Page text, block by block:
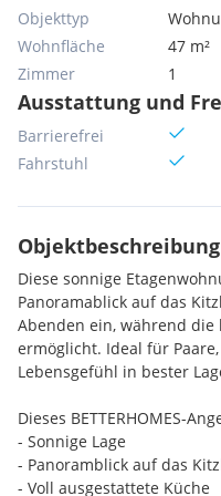
Objekttyp
Wohnfläche
47 m²
Zimmer
1
Ausstattung und
Barrierefrei
Fahrstuhl
Objektbeschreibung
Diese sonnige
Panoramablick auf das
Abenden ein, während
ermöglicht. Ideal für
Lebensgefühl in bester
Dieses BETTERHOMES-
- Sonnige Lage
- Panoramblick auf das
- Voll ausgestattete Küche